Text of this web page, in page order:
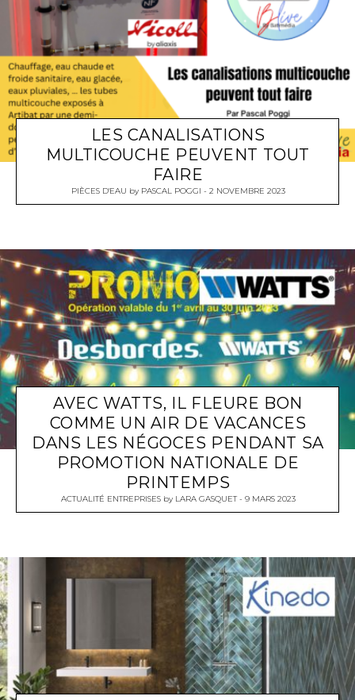
LES CANALISATIONS
MULTICOUCHE PEUVENT TOUT
FAIRE
PIÈCES D'EAU by PASCAL POGGI 2 NOVEMBRE 2023
AVEC WATTS, IL FLEURE BON
COMME UN AIR DE VACANCES
DANS LES NÉGOCES PENDANT SA
PROMOTION NATIONALE DE
PRINTEMPS
ACTUALITÉ ENTREPRISESby LARA GASQUET 9 MARS 2023